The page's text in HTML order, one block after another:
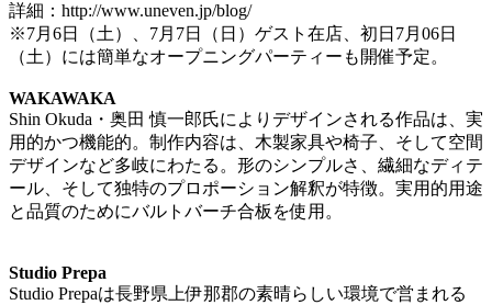
詳細：http://www.uneven.jp/blog/
※7月6日（土）、7月7日（日）ゲスト在店、初日7月06日
（土）には簡単なオープニングパーティーも開催予定。
WAKAWAKA
Shin Okuda・奥田 慎一郎氏によりデザインされる作品は、実
用的かつ機能的。制作内容は、木製家具や椅子、そして空間
デザインなど多岐にわたる。形のシンプルさ、繊細なディテ
ール、そして独特のプロポーション解釈が特徴。実用的用途
と品質のためにバルトバーチ合板を使用。
Studio Prepa
Studio Prepaは長野県上伊那郡の素晴らしい環境で営まれる